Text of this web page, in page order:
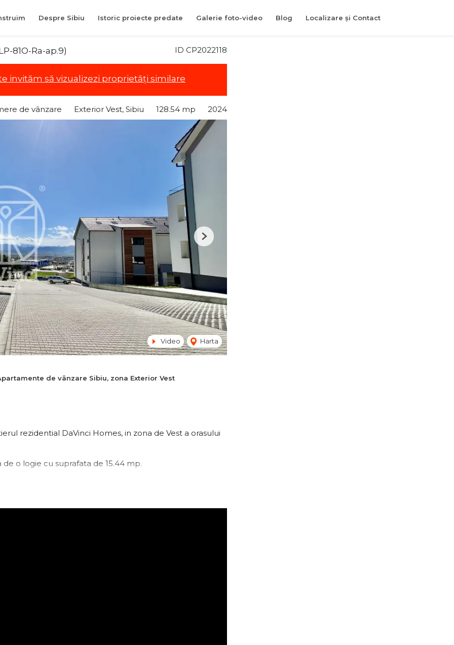
Despre Sibiu Istoric proiecte predate Galerie foto-video Blog Localizare și Contact
ID CP2022118
81O-Ra-ap.9)
invităm să vizualizezi proprietăți similare
de vânzare Exterior Vest, Sibiu 128.54 mp 2024
Video Harta
Next
de vânzare Sibiu, zona Exterior Vest
rezidential DaVinci Homes, in zona de Vest a orasului
o logie cu suprafata de 15.44 mp.